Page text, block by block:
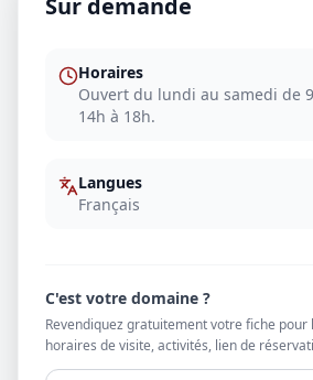
Sur demande
Horaires
Ouvert du lundi au samedi de
14h à 18h.
Langues
Français
C'est votre domaine ?
Revendiquez gratuitement votre fiche pour
horaires de visite, activités, lien de